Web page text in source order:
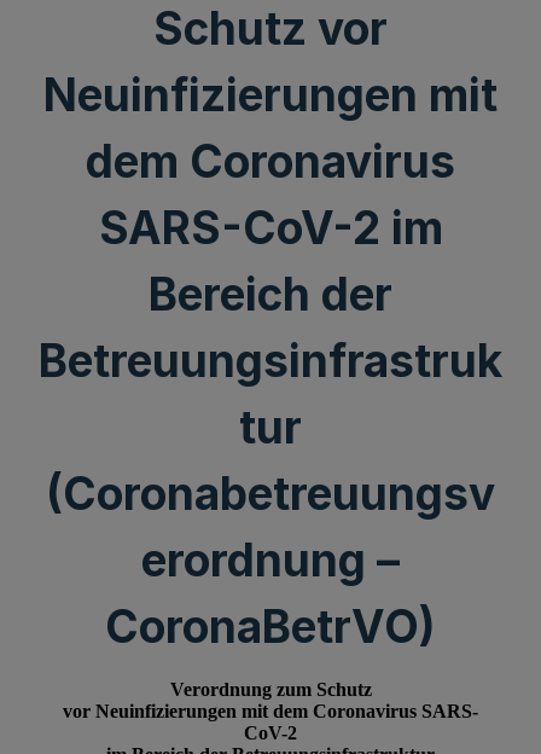
Schutz vor
Neuinfizierungen mit
dem Coronavirus
SARS-CoV-2 im
Bereich der
Betreuungsinfrastruk
tur
(Coronabetreuungsv
erordnung –
CoronaBetrVO)